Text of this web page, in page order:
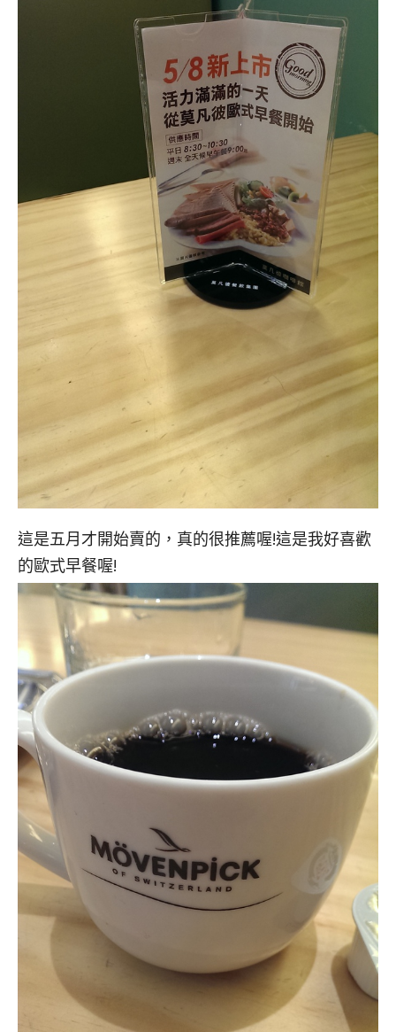
這是五月才開始賣的，真的很推薦喔!這是我好喜歡
的歐式早餐喔!